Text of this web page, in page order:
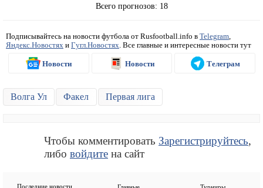
Всего прогнозов: 18
Подписывайтесь на новости футбола от Rusfootball.info в Telegram
Яндекс.Новостях и Гугл.Новостях . Все главные и интересные новости тут
Новости Новости Телеграм
Волга Ул Факел Первая лига
Чтобы комментировать Зарегистрируйтесь,
либо войдите на сайт
Последние новости